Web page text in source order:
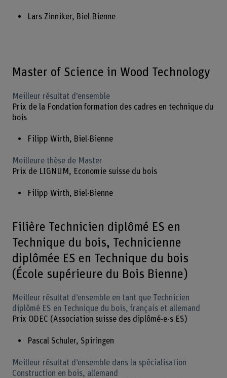
Lars Zinniker, Biel-Bienne
Master of Science in Wood Technology
Meilleur résultat d’ensemble
Prix de la Fondation formation des cadres en technique du
bois
Filipp Wirth, Biel-Bienne
Meilleure thèse de Master
Prix de LIGNUM, Economie suisse du bois
Filipp Wirth, Biel-Bienne
Filière Technicien diplômé ES en
Technique du bois, Technicienne
diplômée ES en Technique du bois
(École supérieure du Bois Bienne)
Meilleur résultat d’ensemble en tant que Technicien
diplômé ES en Technique du bois, français et allemand
Prix ODEC (Association suisse des diplômé-e-s ES)
Pascal Schuler, Spiringen
Meilleur résultat d’ensemble dans la spécialisation
Construction en bois, allemand